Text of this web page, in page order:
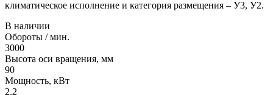
климатическое исполнение и категория размещения – У3, У2.
В наличии
Обороты / мин.
3000
Высота оси вращения, мм
90
Мощность, кВт
2.2